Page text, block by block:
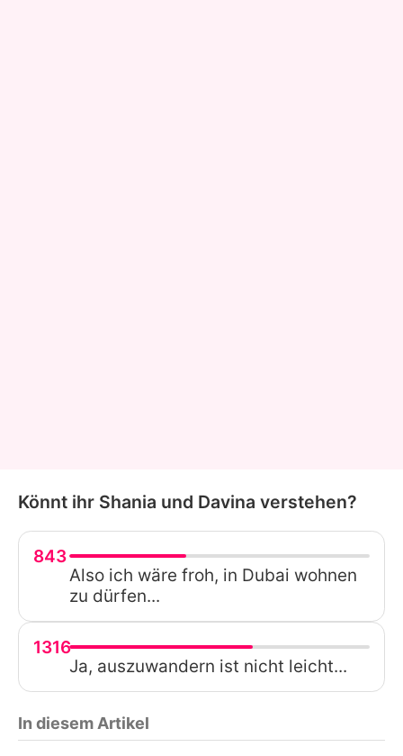
Könnt ihr Shania und Davina verstehen?
843
Also ich wäre froh, in Dubai wohnen
zu dürfen...
1316
Ja, auszuwandern ist nicht leicht...
In diesem Artikel